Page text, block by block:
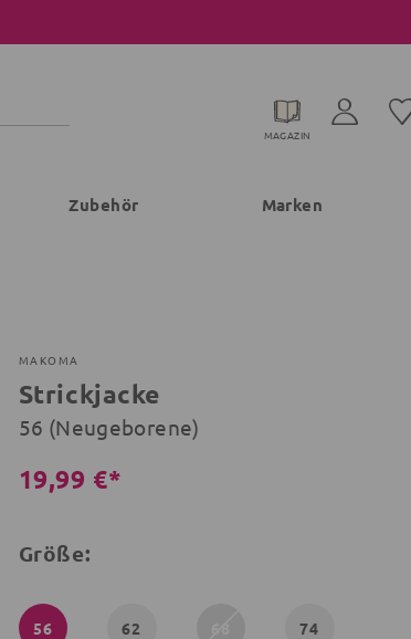
MAGAZIN
Zubehör Marken
MAKOMA
Strickjacke
56 (Neugeborene)
19,99 €*
Größe:
56 62 74